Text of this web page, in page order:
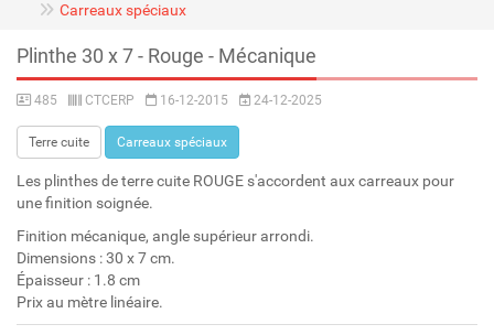
Carreaux spéciaux
Plinthe 30 x 7 - Rouge - Mécanique
485 CTCERP 16-12-2015 24-12-2025
Terre cuite Carreaux spéciaux
Les plinthes de terre cuite ROUGE s'accordent aux carreaux pour
une finition soignée.
Finition mécanique, angle supérieur arrondi.
Dimensions : 30 x 7 cm.
Épaisseur : 1.8 cm
Prix au mètre linéaire.